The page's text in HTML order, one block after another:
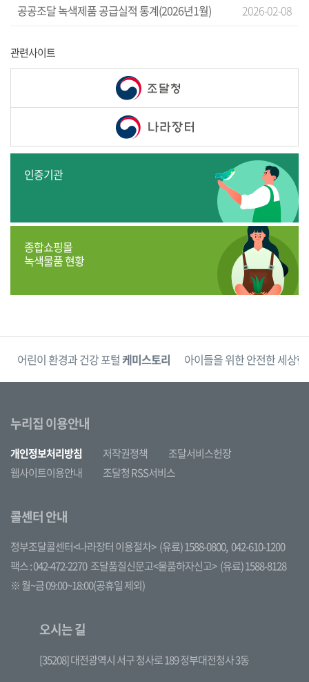
공공조달 녹색제품 공급실적 통계(2026년1월)
2026-02-08
관련사이트
인증기관
종합쇼핑몰
녹색물품 현황
어린이 환경과 건강 포털케미스토리 아이들을 위한 안전한 세상
누리집 이용안내
개인정보처리방침 저작권정책
조달서비스헌장
웹사이트이용안내
조달청 RSS서비스
콜센터 안내
정부조달콜센터<나라장터 이용절차> (유료) 1588-0800, 042-610-1200
팩스 : 042-472-2270 조달품질신문고<물품하자신고> (유료) 1588-8128
※ 월~금 09:00~18:00(공휴일 제외)
오시는 길
[35208] 대전광역시 서구 청사로 189 정부대전청사 3동